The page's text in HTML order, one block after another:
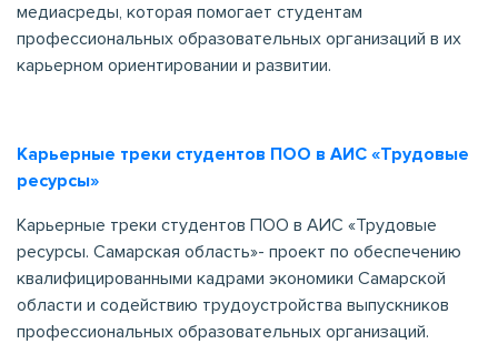
медиасреды, которая помогает студентам
профессиональных образовательных организаций в их
карьерном ориентировании и развитии.
Карьерные треки студентов ПОО в АИС «Трудовые
ресурсы»
Карьерные треки студентов ПОО в АИС «Трудовые
ресурсы. Самарская область»- проект по обеспечению
квалифицированными кадрами экономики Самарской
области и содействию трудоустройства выпускников
профессиональных образовательных организаций.